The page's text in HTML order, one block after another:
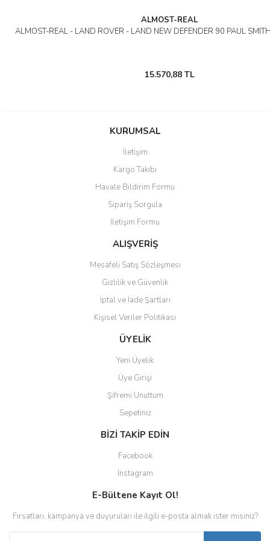
ALMOST-REAL
ALMOST-REAL - LAND ROVER - LAND NEW DEFENDER 90 PAUL
15.570,88 TL
KURUMSAL
İletişim
Kargo Takibi
Havale Bildirim Formu
Sipariş Sorgula
İletişim Formu
ALIŞVERİŞ
Mesafeli Satış Sözleşmesi
Gizlilik ve Güvenlik
İptal ve İade Şartları
Kişisel Veriler Politikası
ÜYELİK
Yeni Üyelik
Üye Girişi
Şifremi Unuttum
Sepetiniz
BİZİ TAKİP EDİN
Facebook
Instagram
E-Bültene Kayıt Ol!
Fırsatları, kampanya ve duyuruları ile ilgili e-posta almak ister misiniz?